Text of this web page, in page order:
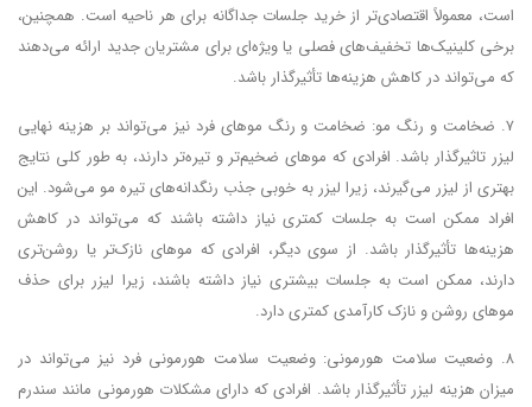
است، معمولاً اقتصادی‌تر از خرید جلسات جداگانه برای هر ناحیه است. همچنین،
برخی کلینیک‌ها تخفیف‌های فصلی یا ویژه‌ای برای مشتریان جدید ارائه می‌دهند
که می‌تواند در کاهش هزینه‌ها تأثیرگذار باشد.
۷. ضخامت و رنگ مو: ضخامت و رنگ موهای فرد نیز می‌تواند بر هزینه نهایی
لیزر تاثیرگذار باشد. افرادی که موهای ضخیم‌تر و تیره‌تر دارند، به طور کلی نتایج
بهتری از لیزر می‌گیرند، زیرا لیزر به خوبی جذب رنگدانه‌های تیره مو می‌شود. این
افراد ممکن است به جلسات کمتری نیاز داشته باشند که می‌تواند در کاهش
هزینه‌ها تأثیرگذار باشد. از سوی دیگر، افرادی که موهای نازک‌تر یا روشن‌تری
دارند، ممکن است به جلسات بیشتری نیاز داشته باشند، زیرا لیزر برای حذف
موهای روشن و نازک کارآمدی کمتری دارد.
۸. وضعیت سلامت هورمونی: وضعیت سلامت هورمونی فرد نیز می‌تواند در
میزان هزینه لیزر تأثیرگذار باشد. افرادی که دارای مشکلات هورمونی مانند سندرم